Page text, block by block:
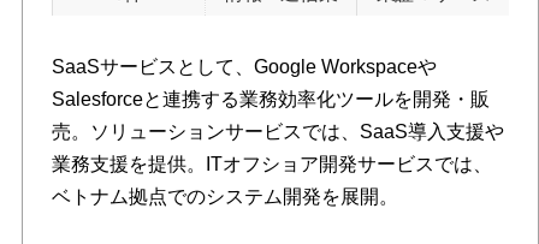
SaaSサービスとして、Google Workspaceや
Salesforceと連携する業務効率化ツールを開発・販
売。ソリューションサービスでは、SaaS導入支援や
業務支援を提供。ITオフショア開発サービスでは、
ベトナム拠点でのシステム開発を展開。